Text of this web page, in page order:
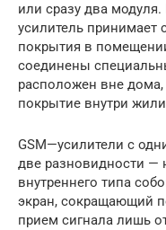
или сразу два
усилитель принимает
покрытия в
соединены
расположен вне
покрытие внутри
GSM—усилители с
две разновидности —
внутреннего типа
экран, сокращающий
прием сигнала лишь